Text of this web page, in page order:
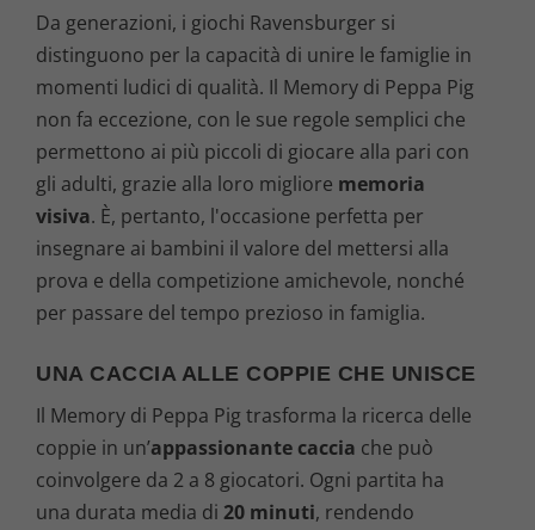
Da generazioni, i giochi Ravensburger si
distinguono per la capacità di unire le famiglie in
momenti ludici di qualità. Il Memory di Peppa Pig
non fa eccezione, con le sue regole semplici che
permettono ai più piccoli di giocare alla pari con
gli adulti, grazie alla loro migliore memoria
visiva. È, pertanto, l'occasione perfetta per
insegnare ai bambini il valore del mettersi alla
prova e della competizione amichevole, nonché
per passare del tempo prezioso in famiglia.
UNA CACCIA ALLE COPPIE CHE UNISCE
Il Memory di Peppa Pig trasforma la ricerca delle
coppie in un’appassionante caccia che può
coinvolgere da 2 a 8 giocatori. Ogni partita ha
una durata media di 20 minuti, rendendo